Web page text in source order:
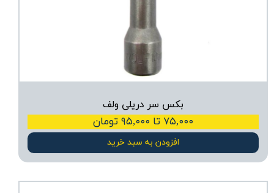
بکس سر دریلی ولف
۷۵,۰۰۰ تا ۹۵,۰۰۰ تومان
افزودن به سبد خرید